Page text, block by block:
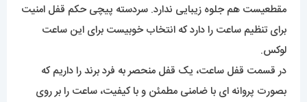
مقطعیست هم جلوه زیبایی ندارد. سردسته پیچی حکم قفل امنیت
برای تنظیم ساعت را دارد که انتخاب خوبیست برای این ساعت
لوکس.
در قسمت قفل ساعت، یک قفل منحصر به فرد برند را داریم که
بصورت پروانه ای با ضامنی مطمئن و با کیفیت، ساعت را بر روی